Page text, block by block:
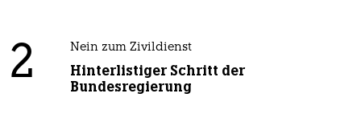
2 Nein zum Zivildienst
Hinterlistiger Schritt der
Bundesregierung